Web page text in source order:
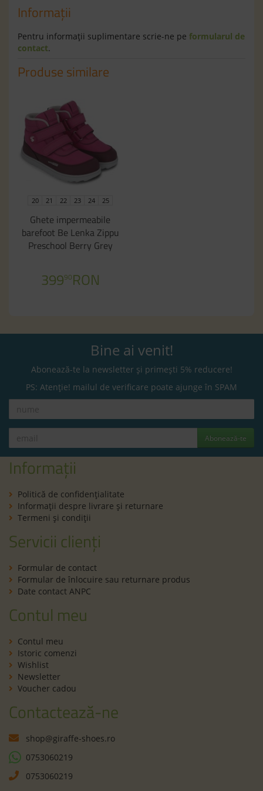
Informaţii
Pentru informaţii suplimentare scrie-ne pe formularul de
contact.
Produse similare
20 21 22 23 24 25
Ghete impermeabile
barefoot Be Lenka Zippu
Preschool Berry Grey
39990RON
Bine ai venit!
Abonează-te la newsletter și primești 5% reducere!
PS: Atenție! mailul de verificare poate ajunge în SPAM
Abonează-te
Informații
Politică de confidenţialitate
Informaţii despre livrare și returnare
Termeni şi condiţii
Servicii clienți
Formular de contact
Formular de înlocuire sau returnare produs
Date contact ANPC
Contul meu
Contul meu
Istoric comenzi
Wishlist
Newsletter
Voucher cadou
Contactează-ne
shop@giraffe-shoes.ro
0753060219
0753060219